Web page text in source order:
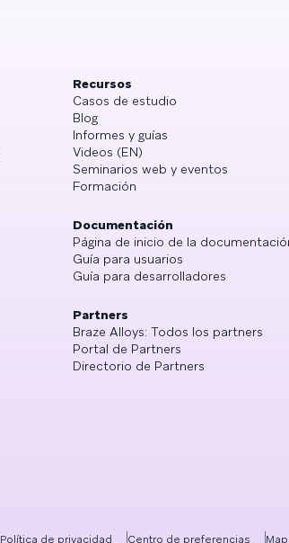
Recursos
Casos de estudio
Blog
Informes y guías
Videos (EN)
Seminarios web y eventos
Formación
Documentación
Página de inicio de la
Guía para usuarios
Guía para desarrolladores
Partners
Braze Alloys: Todos los partners
Portal de Partners
Directorio de Partners
Política de privacidad Centro de preferencias